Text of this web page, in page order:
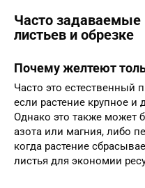
Часто задаваемые
листьев и обрезке
Почему желтеют
Часто это естественный
если растение крупное и
Однако это также может
азота или магния, либо
когда растение
листья для экономии